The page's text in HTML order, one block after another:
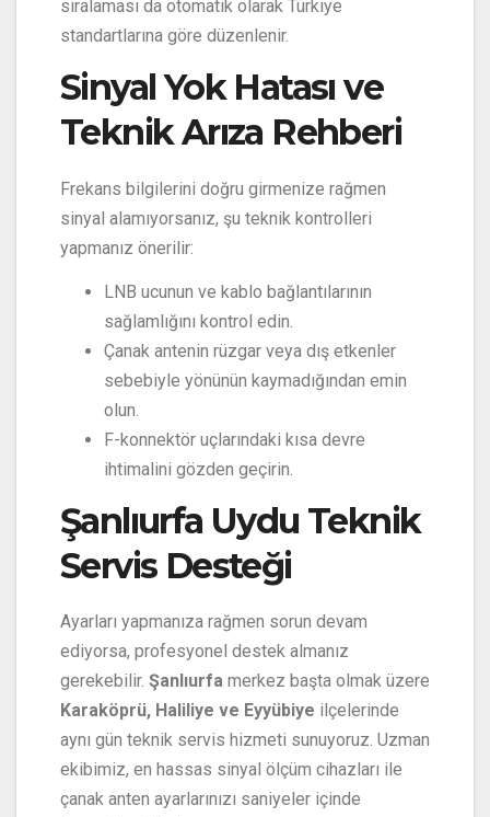
sıralaması da otomatik olarak Türkiye
standartlarına göre düzenlenir.
Sinyal Yok Hatası ve
Teknik Arıza Rehberi
Frekans bilgilerini doğru girmenize rağmen
sinyal alamıyorsanız, şu teknik kontrolleri
yapmanız önerilir:
LNB ucunun ve kablo bağlantılarının
sağlamlığını kontrol edin.
Çanak antenin rüzgar veya dış etkenler
sebebiyle yönünün kaymadığından emin
olun.
F-konnektör uçlarındaki kısa devre
ihtimalini gözden geçirin.
Şanlıurfa Uydu Teknik
Servis Desteği
Ayarları yapmanıza rağmen sorun devam
ediyorsa, profesyonel destek almanız
gerekebilir. Şanlıurfa merkez başta olmak üzere
Karaköprü, Haliliye ve Eyyübiye ilçelerinde
aynı gün teknik servis hizmeti sunuyoruz. Uzman
ekibimiz, en hassas sinyal ölçüm cihazları ile
çanak anten ayarlarınızı saniyeler içinde